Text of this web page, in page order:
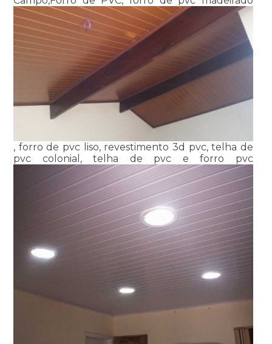
, forro de pvc liso, revestimento 3d pvc, telha de
pvc colonial, telha de pvc e forro pvc